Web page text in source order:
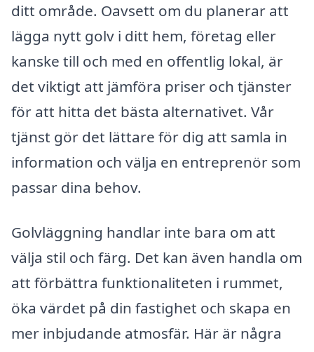
ditt område. Oavsett om du planerar att
lägga nytt golv i ditt hem, företag eller
kanske till och med en offentlig lokal, är
det viktigt att jämföra priser och tjänster
för att hitta det bästa alternativet. Vår
tjänst gör det lättare för dig att samla in
information och välja en entreprenör som
passar dina behov.
Golvläggning handlar inte bara om att
välja stil och färg. Det kan även handla om
att förbättra funktionaliteten i rummet,
öka värdet på din fastighet och skapa en
mer inbjudande atmosfär. Här är några